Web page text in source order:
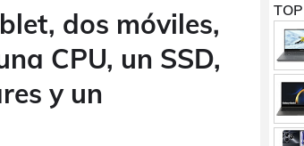
dos móviles,
CPU, un SSD,
y un